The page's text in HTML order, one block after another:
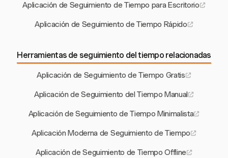
Aplicación de Seguimiento de Tiempo para Escritorio
Aplicación de Seguimiento de Tiempo Rápido
Herramientas de seguimiento del tiempo relacionadas
Aplicación de Seguimiento de Tiempo Gratis
Aplicación de Seguimiento del Tiempo Manual
Aplicación de Seguimiento de Tiempo Minimalista
Aplicación Moderna de Seguimiento de Tiempo
Aplicación de Seguimiento de Tiempo Offline